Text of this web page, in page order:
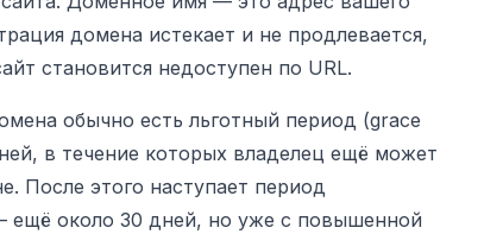
домена истекает и не продлевается,
становится недоступен по URL.
обычно есть льготный период (grace
в течение которых владелец ещё может
После этого наступает период
ещё около 30 дней, но уже с повышенной